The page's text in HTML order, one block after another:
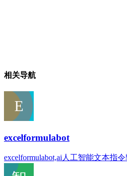
相关导航
excelformulabot
excelformulabot,ai人工智能文本指